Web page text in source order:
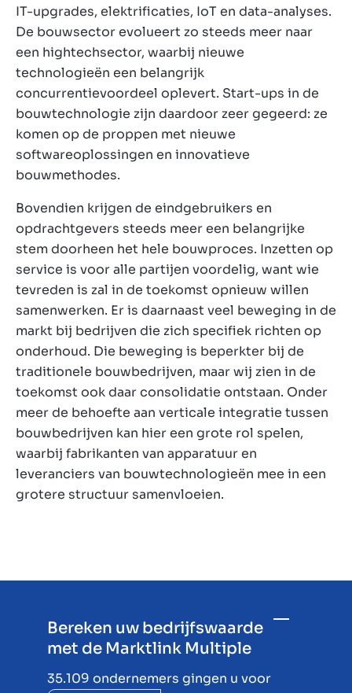
IT-upgrades, elektrificaties, IoT en data-analyses.
De bouwsector evolueert zo steeds meer naar
een hightechsector, waarbij nieuwe
technologieën een belangrijk
concurrentievoordeel oplevert. Start-ups in de
bouwtechnologie zijn daardoor zeer gegeerd: ze
komen op de proppen met nieuwe
softwareoplossingen en innovatieve
bouwmethodes.
Bovendien krijgen de eindgebruikers en
opdrachtgevers steeds meer een belangrijke
stem doorheen het hele bouwproces. Inzetten op
service is voor alle partijen voordelig, want wie
tevreden is zal in de toekomst opnieuw willen
samenwerken. Er is daarnaast veel beweging in de
markt bij bedrijven die zich specifiek richten op
onderhoud. Die beweging is beperkter bij de
traditionele bouwbedrijven, maar wij zien in de
toekomst ook daar consolidatie ontstaan. Onder
meer de behoefte aan verticale integratie tussen
bouwbedrijven kan hier een grote rol spelen,
waarbij fabrikanten van apparatuur en
leveranciers van bouwtechnologieën mee in een
grotere structuur samenvloeien.
Bereken uw bedrijfswaarde
met de Marktlink Multiple
35.109 ondernemers gingen u voor